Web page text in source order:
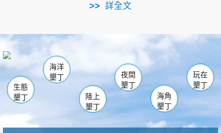
詳全文
南仁湖
海生館
恆春 佳樂水
龍鑾潭自然中心 森林遊樂區
瓊麻館
關山 墾管處遊客中心
社頂公園 風吹沙
船帆石
白砂 龍磐公園
香蕉灣
砂島
鵝鑾鼻
生態
墾丁
海洋
墾丁
陸上
墾丁
夜間
墾丁
海角
墾丁
玩在
墾丁